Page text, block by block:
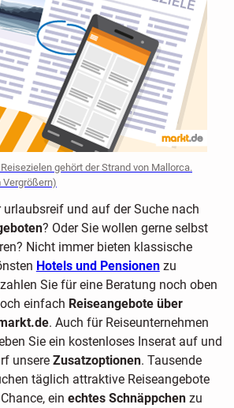
gehört der Strand von Mallorca.
und auf der Suche nach
? Oder Sie wollen gerne selbst
Nicht immer bieten klassische
Hotels und Pensionenzu
Sie für eine Beratung noch oben
einfach Reiseangebote über
. Auch für Reiseunternehmen
Sie ein kostenloses Inserat auf und
unsere Zusatzoptionen. Tausende
täglich attraktive Reiseangebote
ein echtes Schnäppchenzu